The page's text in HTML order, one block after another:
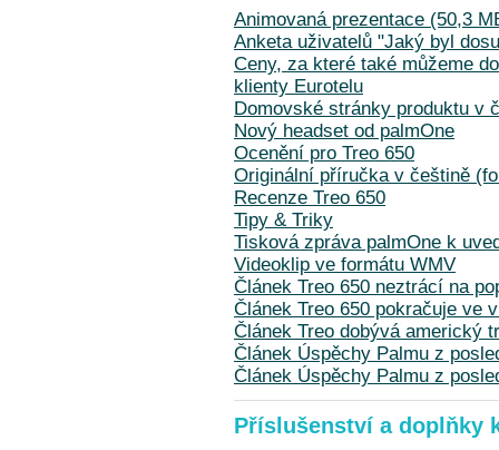
Animovaná prezentace (50,3
Anketa uživatelů "Jaký byl
Ceny, za které také můžeme
klienty Eurotelu
Domovské stránky produktu v
Nový headset od palmOne
Ocenění pro Treo 650
Originální příručka v češtině
Recenze Treo 650
Tipy & Triky
Tisková zpráva palmOne k
Videoklip ve formátu WMV
Článek Treo 650 neztrácí na
Článek Treo 650 pokračuje ve
Článek Treo dobývá americký
Článek Úspěchy Palmu z
Článek Úspěchy Palmu z
Příslušenství a doplňky